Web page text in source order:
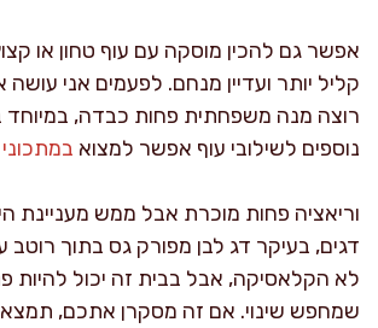
אפשר גם להכין מוסקה עם עוף טחון או
קליל יותר ועדיין מנחם. לפעמים אני
רוצה מנה משפחתית פחות כבדה, במיוחד
נוספים לשילובי עוף אפשר למצוא
וריאציה פחות מוכרת אבל ממש מעניינת
דגים, בעיקר דג לבן מפורק גס בתוך רוטב
לא הקלאסיקה, אבל בבית זה יכול להיות
שמחפש שינוי. אם זה מסקרן אתכם,